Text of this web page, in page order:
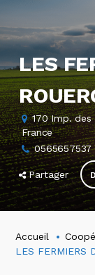
LES
170 Imp. des
France
0565657537
Partager
Accueil
LES FERMIERS